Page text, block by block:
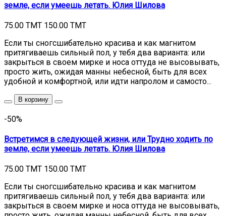
земле, если умеешь летать. Юлия Шилова
75.00 TMT 150.00 TMT
Если ты сногсшибательно красива и как магнитом
притягиваешь сильный пол, у тебя два варианта: или
закрыться в своем мирке и носа оттуда не высовывать,
просто жить, ожидая манны небесной, быть для всех
удобной и комфортной, или идти напролом и самосто...
В корзину
-50%
Встретимся в следующей жизни, или Трудно ходить по
земле, если умеешь летать. Юлия Шилова
75.00 TMT 150.00 TMT
Если ты сногсшибательно красива и как магнитом
притягиваешь сильный пол, у тебя два варианта: или
закрыться в своем мирке и носа оттуда не высовывать,